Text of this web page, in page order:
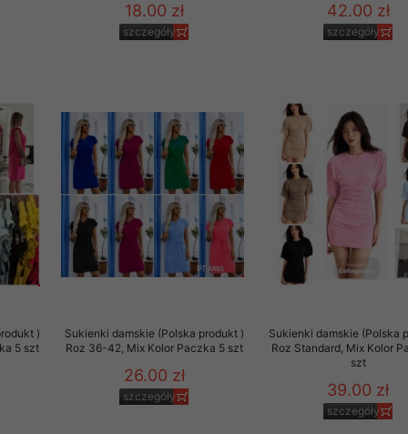
18.00 zł
szczegóły
42.00 zł
szczegóły
)
5 szt
Sukienki damskie (Polska produkt )
Roz 36-42, Mix Kolor Paczka 5 szt
26.00 zł
szczegóły
Sukienki damskie (Polska
Roz Standard, Mix Kolor
szt
39.00 zł
szczegóły
udzielonego przez
29 sierpnia 1997 r. o
swoich danych w celu
osobom trzecim,
na podstawie
na komputerze Klienta
naszej oferty do
na komputerze